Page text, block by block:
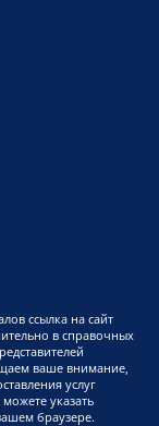
ссылка на сайт
в справочных
ваше внимание,
услуг
указать
браузере.